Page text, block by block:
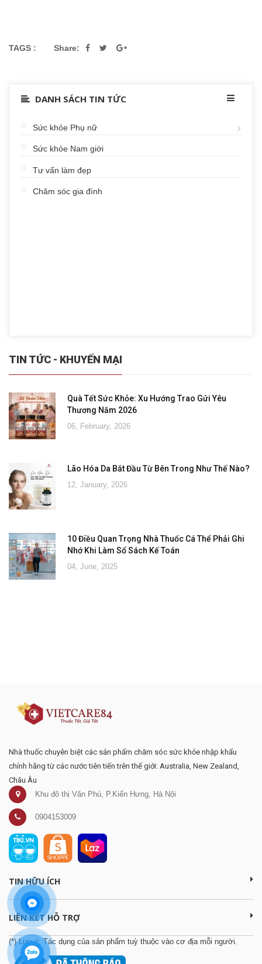
TAGS : Share:
DANH SÁCH TIN TỨC
Sức khỏe Phụ nữ
Sức khỏe Nam giới
Tư vấn làm đẹp
Chăm sóc gia đình
TIN TỨC - KHUYẾN MẠI
Quà Tết Sức Khỏe: Xu Hướng Trao Gửi Yêu
Thương Năm 2026
06, February, 2026
Lão Hóa Da Bắt Đầu Từ Bên Trong Như Thế Nào?
12, January, 2026
10 Điều Quan Trọng Nhà Thuốc Cá Thể Phải Ghi
Nhớ Khi Làm Sổ Sách Kế Toán
04, June, 2025
Nhà thuốc chuyên biệt các sản phẩm chăm sóc sức khỏe nhập khẩu
chính hãng từ các nước tiên tiến trên thế giới: Australia, New Zealand,
Châu Âu
Khu đô thị Văn Phú, P.Kiến Hưng, Hà Nội
0904153009
TIN HỮU ÍCH
LIÊN KẾT HỖ TRỢ
(*) Lưu ý: Tác dụng của sản phẩm tuỳ thuộc vào cơ địa mỗi người.